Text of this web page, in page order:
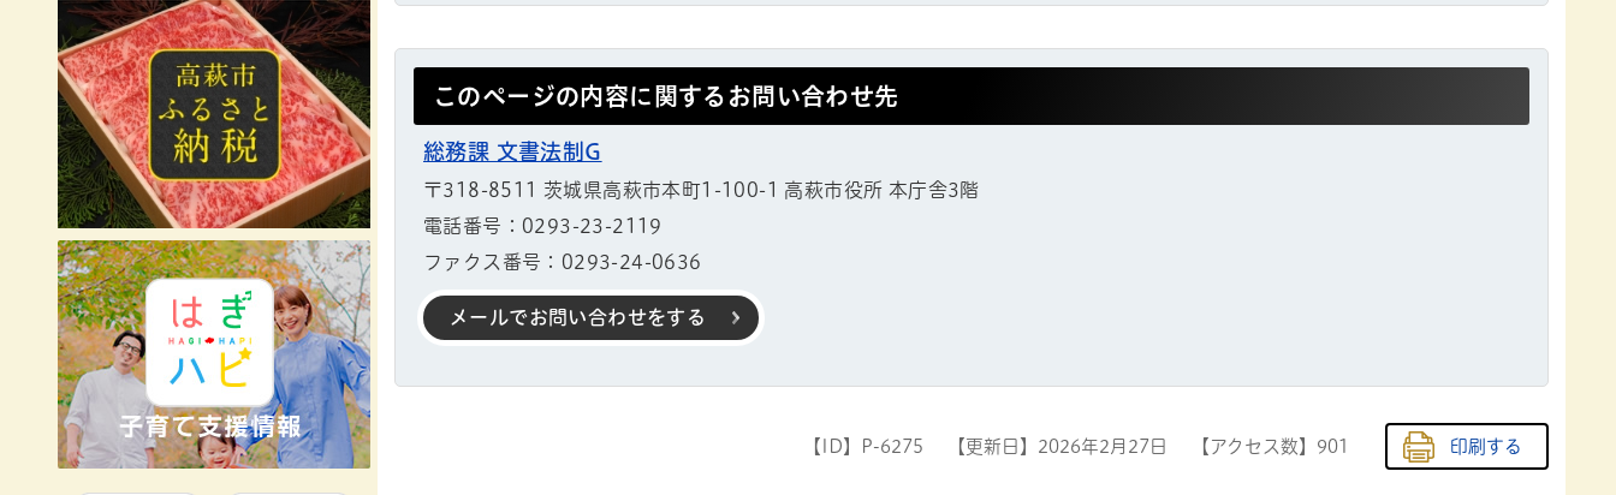
このページの内容に関するお問い合わせ先
総務課 文書法制G
〒318-8511 茨城県高萩市本町1-100-1 高萩市役所 本庁舎3階
電話番号：0293-23-2119
ファクス番号：0293-24-0636
メールでお問い合わせをする
【ID】 P-6275 【更新日】 2026年2月27日 【アクセス数】 901 印刷する